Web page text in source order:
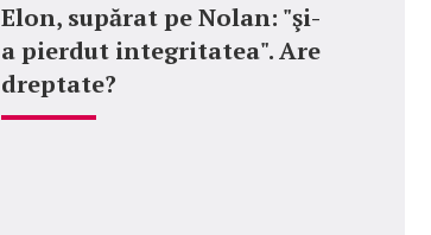
Elon, supărat pe Nolan: "şi-
a pierdut integritatea". Are
dreptate?